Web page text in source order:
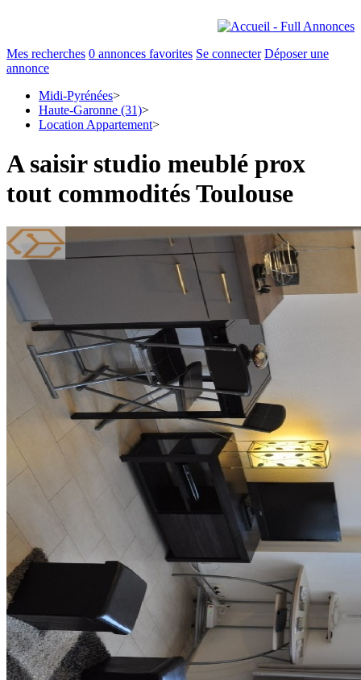
Mes recherches 0 annonces favorites Se connecter Déposer une
annonce
Midi-Pyrénées>
Haute-Garonne (31)>
Location Appartement>
A saisir studio meublé prox
tout commodités Toulouse